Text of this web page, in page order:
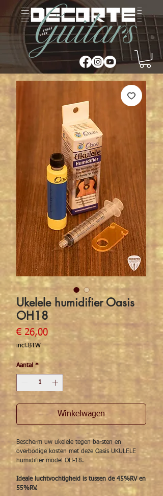
Ukelele humidifier Oasis
OH18
€ 26,00Prijs
incl.BTW
Aantal *
Winkelwagen
Bescherm uw ukelele tegen barsten en
overbodige kosten met deze Oasis UKULELE
humidifier model OH-18.
Ideale luchtvochtigheid is tussen de 45%RV en
55%RV.